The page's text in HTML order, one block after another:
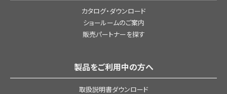
カタログ・ダウンロード
ショールームのご案内
販売パートナーを探す
製品をご利用中の方へ
取扱説明書ダウンロード